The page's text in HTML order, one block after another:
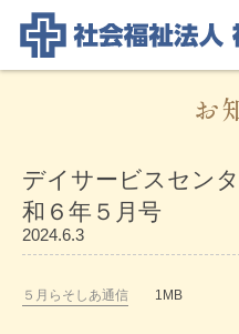
お
デイサービスセ
和６年５月号
2024.6.3
５月らそしあ通信 1MB